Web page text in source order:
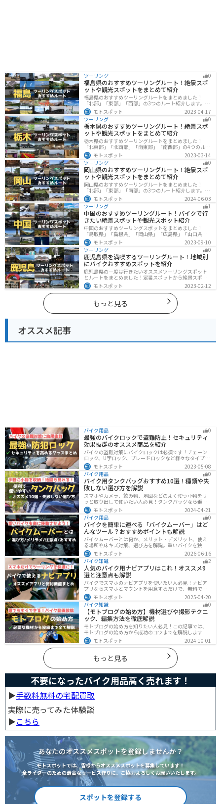
ツーリング 0
福島県のおすすめツーリングルート！絶景スポ
ットや観光スポットをまとめて紹介
福島県のおすすめツーリングルートをまとめました！
「北部」「東部」「西部」の3つのルート紹介します。内
陸部には山々が連なり、海岸線は太平洋に面してるので
観光スポットが多数あります。バイクで福島県にツーリ
ングに行く際は参考にしてください。
モトスポット
2023-04-17
ツーリング
0
栃木県のおすすめツーリングルート！絶景スポ
ットや観光スポットをまとめて紹介
栃木県のおすすめツーリングルートをまとめました！
「北東部」「北西部」「南東部」「南西部」の4つのルー
ト紹介します。日本を代表する神社や広大な山や滝、湖
などを歴史や自然を満喫するツーリングができます。バ
イクで栃木県にツーリングに行く際は参考にしてくださ
い。
モトスポット
2023-03-14
ツーリング
0
岡山県のおすすめツーリングルート！絶景スポ
ットや観光スポットをまとめて紹介
岡山県のおすすめツーリングルートをまとめました！
「北部」「東部」「南部」の3つのルート紹介します。岡
山市や倉敷市など、歴史ある街並みも魅力的で、バイク
ツーリングに最適なスポットが多数あります。バイクで
岡山県にツーリングに行く際は参考にしてください。
モトスポット
2024-06-03
ツーリング
1
中国のおすすめツーリングルート！バイクで行
きたい絶景スポットや観光スポット紹介
中国のおすすめツーリングスポットをまとめました！
「鳥取県」「島根県」「岡山県」「広島県」「山口県」
の各県の観光地紹介します。自然豊かな山々や湖、温泉
地が点在し、四季折々の景色を楽しめるスポットが多数
あります。バイクで中国にツーリングに行く際は参考に
してください。
モトスポット
2023-09-10
ツーリング
0
鹿児島県を満喫するツーリングルート！地域別
にバイクおすすめスポットを紹介
鹿児島県の一度は行きたいオススメツーリングスポット
とルートをまとめました！定番スポットから絶景スポッ
ト、温泉、山、海、グルメなど様々なジャンルで楽しめ
ます。バイクで鹿児島ツーリングに行こうと思っている
人は、参考にしてください。
モトスポット 2023-02-12
もっと見る
オススメ記事
バイク用品 0
最強のバイクロックで盗難防止！セキュリティ
効果抜群のオススメ商品を紹介
バイクの盗難対策にバイクロックは必須です！チェーン
ロック、U字ロック、ブレードロックなど様々なタイプが
あるので自分の用途に合った使いやすいものを選びまし
ょう。この記事ではバイクロックの種類と特徴、それぞ
れ最強の商品を紹介します。
モトスポット
2023-05-08
バイク用品
0
バイク用タンクバッグおすすめ10選！種類や失
敗しない選び方を解説
スマホやカメラ、飲み物、地図などのよく使う小物をサ
ッと取り出して使いたい人必見！タンクバッグなら乗車
中でも簡単に荷物を確認できます。脱着もマグネットや
吸盤でつけるだけで非常に簡単、しっかり固定したい人
はベルトを使うこともできます。
モトスポット
2024-04-21
バイク用品
0
バイクを簡単に運べる「バイクムーバー」はど
んなツール？おすすめポイントも解説
バイクムーバーとは何か、メリット・デメリット、使え
る場所や床キズ対策、選び方を解説。重いバイクを狭い
ガレージで楽に移動したい方へ、ワールドウォークやFov
nyなどおすすめ商品2選の特徴も紹介します。駐車時の切
り返しや転倒の不安を減らしたいライダー必見です。導
入前の注意点もわかります。安全面まで確認。
モトスポット
2026-06-16
バイク知識
2
人気のバイク用ナビアプリはこれ！オススメ9
選と注意点も解説
バイクでスマホのナビアプリを使いたい人必見！ナビア
プリならスマホとマウントを用意するだけで、無料です
ぐにナビが利用できます。インカムがあれば音声案内も
聞けるので運転に集中したまま簡単にルートの把握がで
きます。慣れない土地やツーリングなどで活躍すること
間違いなしのオススメナビアプリを紹介します。
モトスポット
2025-04-20
バイク知識
0
【モトブログの始め方】機材選びや撮影テクニ
ック、編集方法を徹底解説
モトブログの始め方を知りたい人必見！この記事では、
モトブログの始め方から成功のコツまでを解説します。
実は、モトブログを始めるには機材をそろえる必要があ
ります。記事を読めば、モトブログを成功させるための
コツを知ることが可能です。
モトスポット 2024-10-01
もっと見る
不要になったバイク用品高く売れます！
▶︎手数料無料の宅配買取
実際に売ってみた体験談
▶︎こちら
あなたのオススメスポットを登録しませんか？
モトスポットでは、皆様からオススメスポットを募集しています！
全ライダーのための最高なサービス作りに、ご協力よろしくお願いいたします。
スポットを登録する